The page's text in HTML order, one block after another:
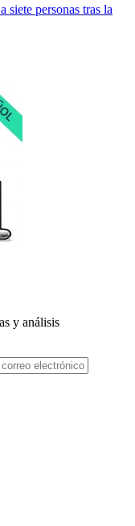
siete personas tras la
y análisis